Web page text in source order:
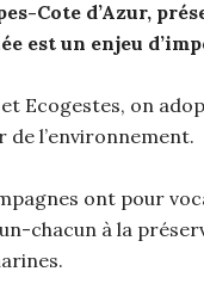
Cote d’Azur,
est un enjeu
Ecogestes, on
de l’environnement.
ont pour
chacun à la